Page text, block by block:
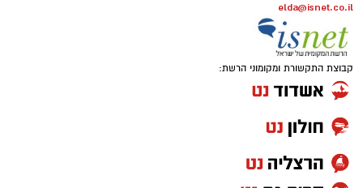
elda@isnet.co.il
קבוצת התקשורת ומקומוני הרשת: